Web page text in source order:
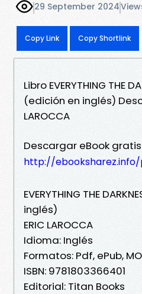
29 September 2024
Copy Link Copy Shortlink
Libro EVERYTHING THE
(edición en inglés)
LAROCCA
Descargar eBook
http://
EVERYTHING THE
inglés)
ERIC LAROCCA
Idioma: Inglés
Formatos: Pdf, ePub,
ISBN: 9781803366401
Editorial: Titan Books